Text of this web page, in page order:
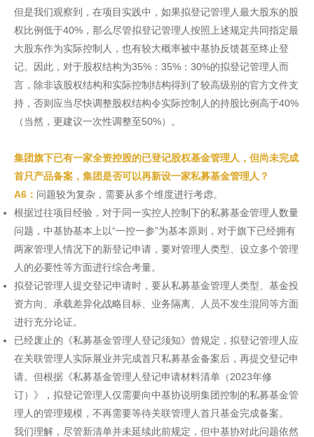
但是我们观察到，在项目实践中，如果拟登记管理人最大股东的股
权比例低于40%，那么尽管拟登记管理人按照上述规定共同指定最
大股东作为实际控制人，也有较大概率被中基协反馈甚至终止登
记。因此，对于股权结构为35%：35%：30%的拟登记管理人而
言，除非该股权结构和实际控制结构得到了较高级别的官方文件支
持，否则应当尽快调整股权结构令实际控制人的持股比例高于40%
（当然，更建议一次性调整至50%）。
集团旗下已有一家全资控股的已登记股权基金管理人，但尚未完成
首只产品备案，集团是否可以再新设一家私募基金管理人？
A6： 问题较为复杂，需要从多个维度进行考虑。
根据过往项目经验，对于同一实控人控制下的私募基金管理人数量
问题，中基协基本上以“一控一参”为基本原则，对于旗下已经拥有
两家管理人情况下的新登记申请，要对管理人类型、设立多个管理
人的必要性等方面进行综合考量。
拟登记管理人提交登记申请时，要从私募基金管理人类型、基金投
资方向、承载差异化战略目标、业务隔离、人员不发生混同等方面
进行充分论证。
已经废止的《私募基金管理人登记须知》曾规定，拟登记管理人应
在关联管理人实际展业并完成首只私募基金备案后，再提交登记申
请。但根据《私募基金管理人登记申请材料清单（2023年修
订）》，拟登记管理人仅需要向中基协说明集团控制的私募基金管
理人的管理规模，不再需要等待关联管理人首只基金完成备案。
我们理解，尽管新清单并未延续此前规定，但中基协对此问题依然